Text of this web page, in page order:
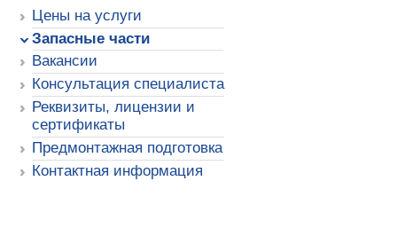
Цены на услуги
Запасные части
Вакансии
Консультация специалиста
Реквизиты, лицензии и
сертификаты
Предмонтажная подготовка
Контактная информация